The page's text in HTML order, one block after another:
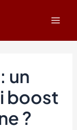
un
boost
?